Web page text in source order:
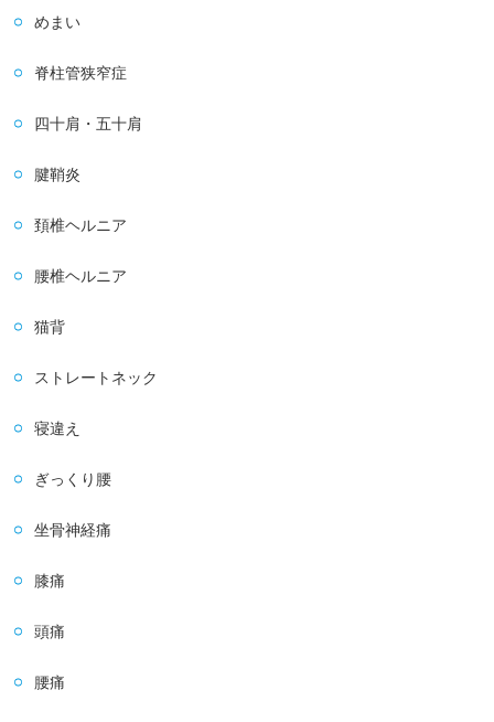
めまい
脊柱管狭窄症
四十肩・五十肩
腱鞘炎
頚椎ヘルニア
腰椎ヘルニア
猫背
ストレートネック
寝違え
ぎっくり腰
坐骨神経痛
膝痛
頭痛
腰痛